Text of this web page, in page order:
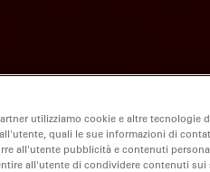
utilizziamo cookie e altre tecnologie
quali le sue informazioni di
all'utente pubblicità e contenuti
all'utente di condividere contenuti